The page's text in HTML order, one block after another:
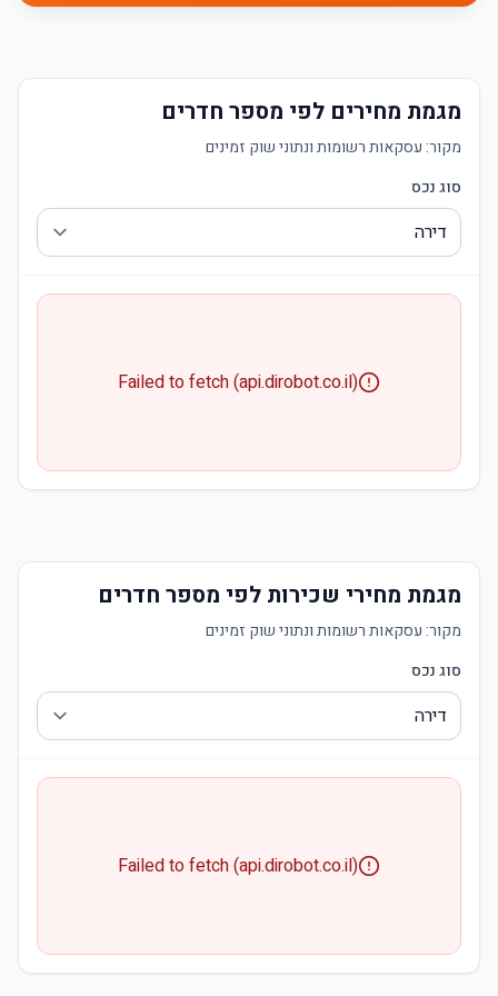
מגמת מחירים לפי מספר חדרים
מקור: עסקאות רשומות ונתוני שוק זמינים
סוג נכס
Failed to fetch (api.dirobot.co.il)
מגמת מחירי שכירות לפי מספר חדרים
מקור: עסקאות רשומות ונתוני שוק זמינים
סוג נכס
Failed to fetch (api.dirobot.co.il)